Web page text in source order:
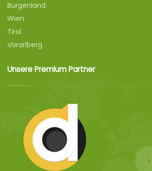
Burgenland
Wien
Tirol
Vorarlberg
Unsere Premium Partner